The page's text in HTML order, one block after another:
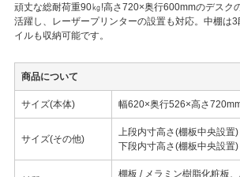
頑丈な総耐荷重90㎏!高さ720×奥行600mmのデスク
活躍し、レーザープリンターの設置も対応。中棚は
イルも収納可能です。
商品について
サイズ(本体) 幅620×奥行526×高さ
サイズ(その他)
上段内寸高さ(棚板中央設置
下段内寸高さ(棚板中央設置
棚板 / メラミン樹脂化粧板